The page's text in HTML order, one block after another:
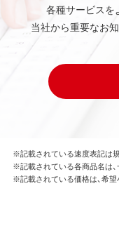
各種サービスを
当社から重要なお
※記載されている速度表記は
※記載されている各商品名は
※記載されている価格は、希望